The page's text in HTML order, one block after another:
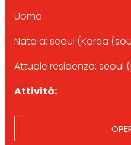
Uomo
Nato a: seoul (Korea
Attuale residenza: seoul
Attività: